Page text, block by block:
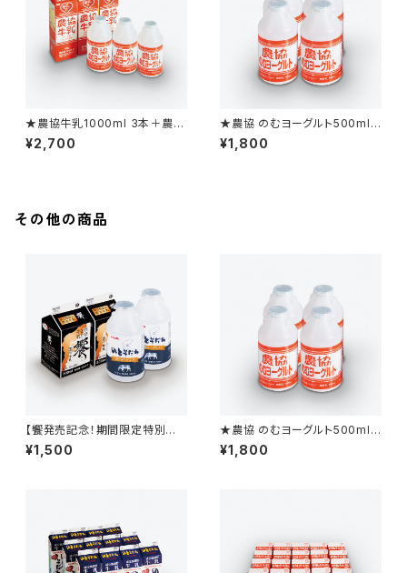
★農協牛乳1000ml 3本＋農協
のむヨーグルト500ml 3本
¥2,700
★農協 のむヨーグルト500ml
4本
¥1,800
その他の商品
【饗発売記念！期間限定特別価
格！】饗2本＋のとそだちのむヨ
ーグルト500ml2本
¥1,500
★農協 のむヨーグルト500ml
4本
¥1,800